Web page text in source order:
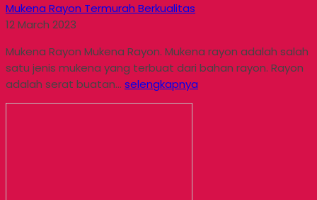
Mukena Rayon Termurah Berkualitas
12 March 2023
Mukena Rayon Mukena Rayon. Mukena rayon adalah salah
satu jenis mukena yang terbuat dari bahan rayon. Rayon
adalah serat buatan... selengkapnya